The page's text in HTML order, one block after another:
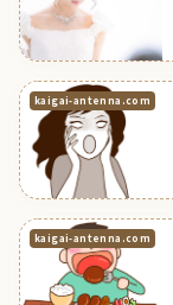
kaigai-antenna.com
kaigai-antenna.com